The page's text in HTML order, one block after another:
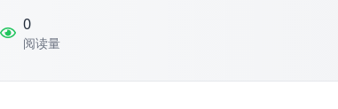
0
阅读量